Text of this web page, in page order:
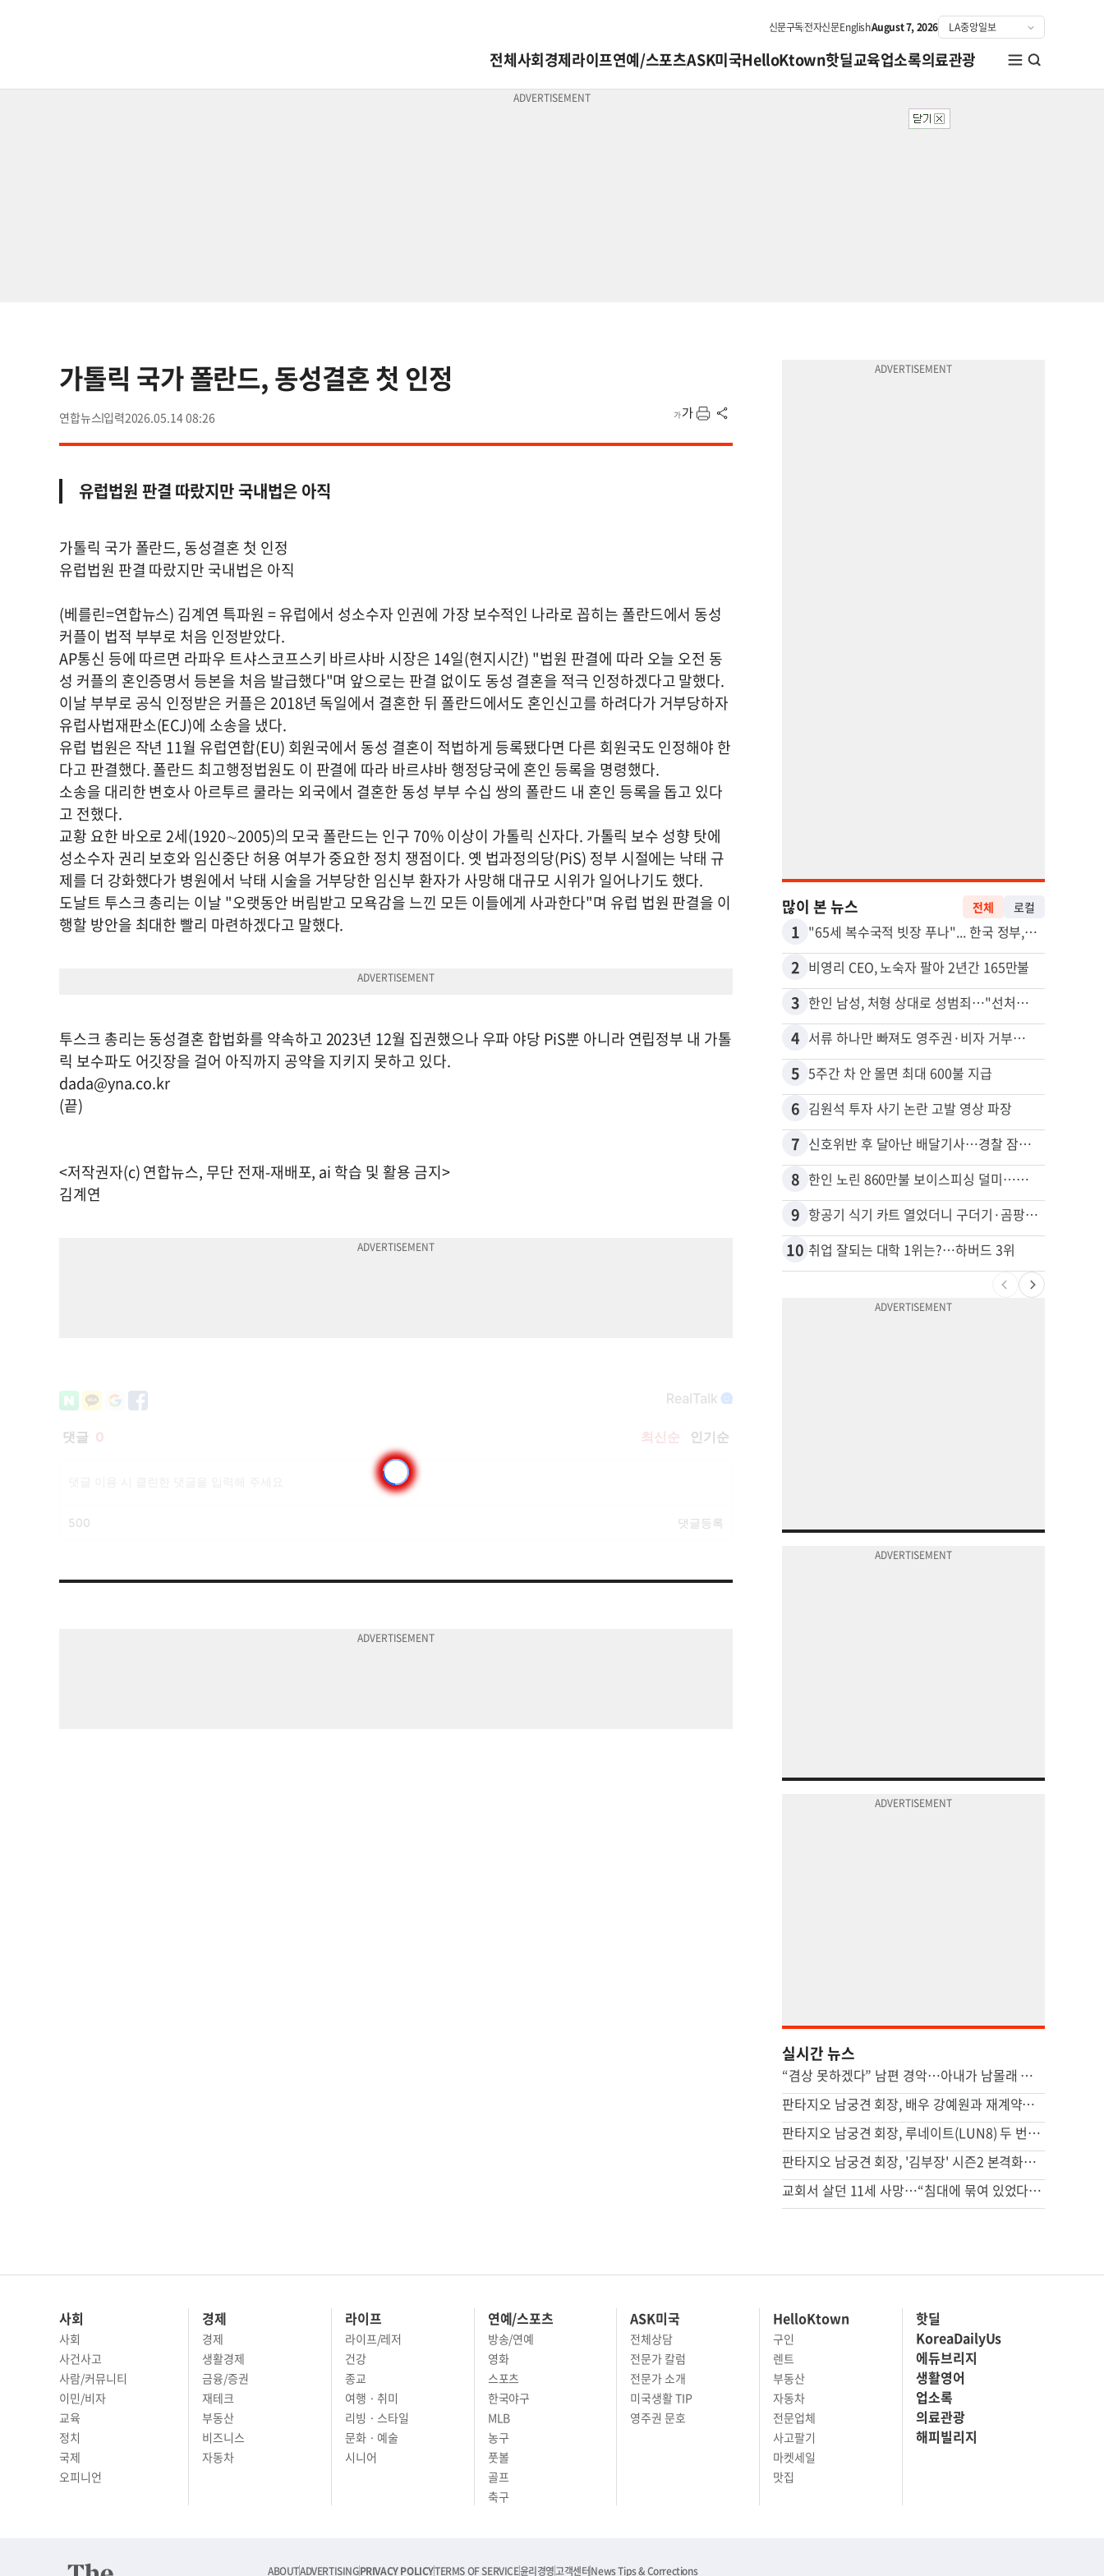
신문구독전자신문EnglishAugust 7, 2026
전체사회경제라이프연예/스포츠ASK미국HelloKtown핫딜교육업소록의료관광
가톨릭 국가 폴란드, 동성결혼 첫 인정
연합뉴스 2026.05.14 08:26
유럽법원 판결 따랐지만 국내법은 아직
가톨릭 국가 폴란드, 동성결혼 첫 인정
유럽법원 판결 따랐지만 국내법은 아직
(베를린=연합뉴스) 김계연 특파원 = 유럽에서 성소수자 인권에 가장 보수적인 나라로 꼽히는 폴란드에서 동성
커플이 법적 부부로 처음 인정받았다.
AP통신 등에 따르면 라파우 트샤스코프스키 바르샤바 시장은 14일(현지시간) "법원 판결에 따라 오늘 오전 동
성 커플의 혼인증명서 등본을 처음 발급했다"며 앞으로는 판결 없이도 동성 결혼을 적극 인정하겠다고 말했다.
이날 부부로 공식 인정받은 커플은 2018년 독일에서 결혼한 뒤 폴란드에서도 혼인신고를 하려다가 거부당하자
유럽사법재판소(ECJ)에 소송을 냈다.
유럽 법원은 작년 11월 유럽연합(EU) 회원국에서 동성 결혼이 적법하게 등록됐다면 다른 회원국도 인정해야 한
다고 판결했다. 폴란드 최고행정법원도 이 판결에 따라 바르샤바 행정당국에 혼인 등록을 명령했다.
소송을 대리한 변호사 아르투르 쿨라는 외국에서 결혼한 동성 부부 수십 쌍의 폴란드 내 혼인 등록을 돕고 있다
고 전했다.
교황 요한 바오로 2세(1920∼2005)의 모국 폴란드는 인구 70％ 이상이 가톨릭 신자다. 가톨릭 보수 성향 탓에
성소수자 권리 보호와 임신중단 허용 여부가 중요한 정치 쟁점이다. 옛 법과정의당(PiS) 정부 시절에는 낙태 규
제를 더 강화했다가 병원에서 낙태 시술을 거부당한 임신부 환자가 사망해 대규모 시위가 일어나기도 했다.
도날트 투스크 총리는 이날 "오랫동안 버림받고 모욕감을 느낀 모든 이들에게 사과한다"며 유럽 법원 판결을 이
행할 방안을 최대한 빨리 마련하겠다고 말했다.
투스크 총리는 동성결혼 합법화를 약속하고 2023년 12월 집권했으나 우파 야당 PiS뿐 아니라 연립정부 내 가톨
릭 보수파도 어깃장을 걸어 아직까지 공약을 지키지 못하고 있다.
dada@yna.co.kr
(끝)
<저작권자(c) 연합뉴스, 무단 전재-재배포, ai 학습 및 활용 금지>
김계연
많이 본 뉴스 전체 로컬
1 "65세 복수국적 빗장 푸나"... 한국 정부, 연령 완화 전면 추진
2 비영리 CEO, 노숙자 팔아 2년간 165만불
3 한인 남성, 처형 상대로 성범죄…"선처해줬더니 배신자 취급"
4 서류 하나만 빠져도 영주권·비자 거부…심사관 재량권 대폭 확대
5 5주간 차 안 몰면 최대 600불 지급
6 김원석 투자 사기 논란 고발 영상 파장
7 신호위반 후 달아난 배달기사…경찰 잠복해 잡고보니 ‘반전’
8 한인 노린 860만불 보이스피싱 덜미…영사관·한국 검찰 사칭
9 항공기 식기 카트 열었더니 구더기·곰팡이…LAX 기내식 업체 논란
10 취업 잘되는 대학 1위는?…하버드 3위
실시간 뉴스
“겸상 못하겠다” 남편 경악…아내가 남몰래 즐긴 ‘충격적 간식’ [이혼의 세계]
판타지오 남궁견 회장, 배우 강예원과 재계약…새 프로필 공개하며 활동 재개
판타지오 남궁견 회장, 루네이트(LUN8) 두 번째 유럽투어 지원…글로벌 활동 확대
판타지오 남궁견 회장, '김부장' 시즌2 본격화… "흥행 신드롬 잇는다"
교회서 살던 11세 사망…“침대에 묶여 있었다” 충격 진술
사회
사회
사건사고
사람/커뮤니티
이민/비자
교육
정치
국제
오피니언
경제
경제
생활경제
금융/증권
재테크
부동산
비즈니스
자동차
라이프
라이프/레저
건강
종교
여행 · 취미
리빙 · 스타일
문화 · 예술
시니어
연예/스포츠
방송/연예
영화
스포츠
한국야구
MLB
농구
풋볼
골프
축구
ASK미국
전체상담
전문가 칼럼
전문가 소개
미국생활 TIP
영주권 문호
HelloKtown
구인
렌트
부동산
자동차
전문업체
사고팔기
마켓세일
맛집
핫딜
KoreaDailyUs
에듀브리지
생활영어
업소록
의료관광
해피빌리지
ABOUTADVERTISINGPRIVACY POLICYTERMS OF SERVICE윤리경영고객센터News Tips & Corrections